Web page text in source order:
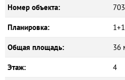
Номер объекта:
Планировка: 1+1
Общая площадь: 36
Этаж: 4